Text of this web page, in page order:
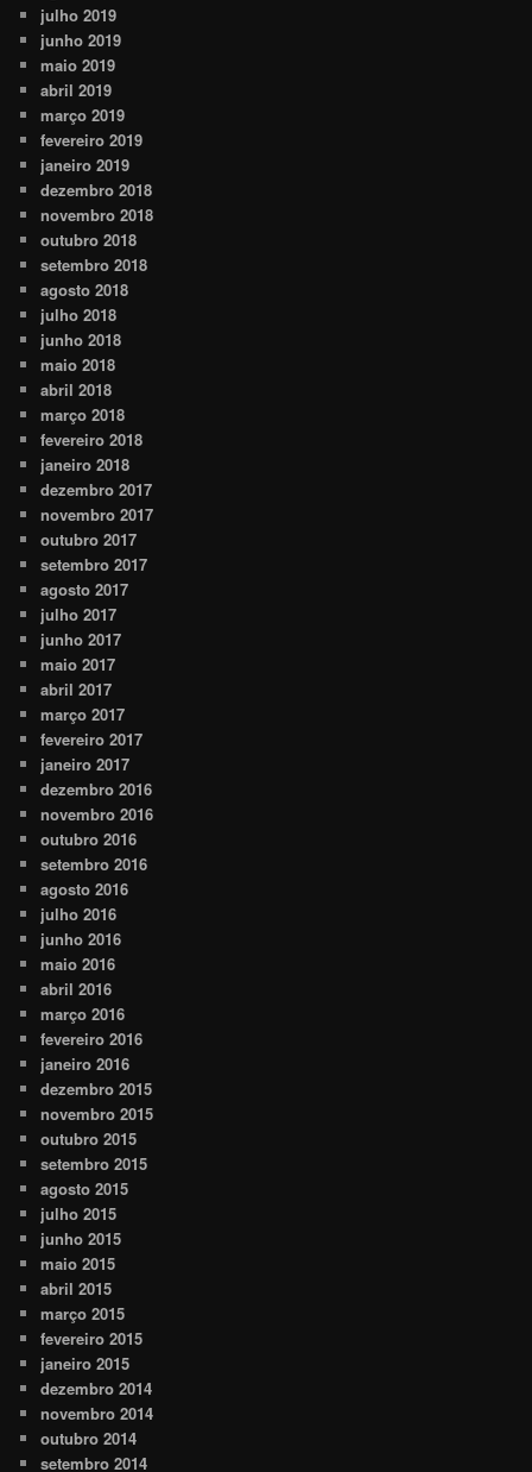
julho 2019
junho 2019
maio 2019
abril 2019
março 2019
fevereiro 2019
janeiro 2019
dezembro 2018
novembro 2018
outubro 2018
setembro 2018
agosto 2018
julho 2018
junho 2018
maio 2018
abril 2018
março 2018
fevereiro 2018
janeiro 2018
dezembro 2017
novembro 2017
outubro 2017
setembro 2017
agosto 2017
julho 2017
junho 2017
maio 2017
abril 2017
março 2017
fevereiro 2017
janeiro 2017
dezembro 2016
novembro 2016
outubro 2016
setembro 2016
agosto 2016
julho 2016
junho 2016
maio 2016
abril 2016
março 2016
fevereiro 2016
janeiro 2016
dezembro 2015
novembro 2015
outubro 2015
setembro 2015
agosto 2015
julho 2015
junho 2015
maio 2015
abril 2015
março 2015
fevereiro 2015
janeiro 2015
dezembro 2014
novembro 2014
outubro 2014
setembro 2014